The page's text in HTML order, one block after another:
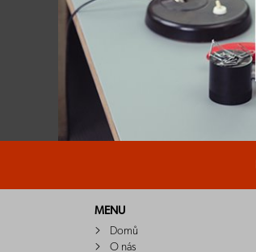
MENU
Domů
O nás